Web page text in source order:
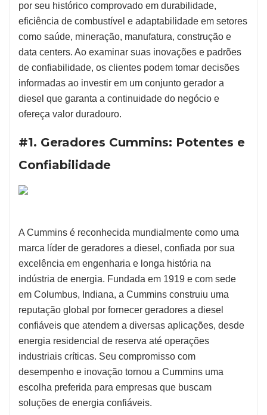
por seu histórico comprovado em durabilidade,
eficiência de combustível e adaptabilidade em setores
como saúde, mineração, manufatura, construção e
data centers. Ao examinar suas inovações e padrões
de confiabilidade, os clientes podem tomar decisões
informadas ao investir em um conjunto gerador a
diesel que garanta a continuidade do negócio e
ofereça valor duradouro.
#1. Geradores Cummins: Potentes e
Confiabilidade
A Cummins é reconhecida mundialmente como uma
marca líder de geradores a diesel, confiada por sua
excelência em engenharia e longa história na
indústria de energia. Fundada em 1919 e com sede
em Columbus, Indiana, a Cummins construiu uma
reputação global por fornecer geradores a diesel
confiáveis que atendem a diversas aplicações, desde
energia residencial de reserva até operações
industriais críticas. Seu compromisso com
desempenho e inovação tornou a Cummins uma
escolha preferida para empresas que buscam
soluções de energia confiáveis.